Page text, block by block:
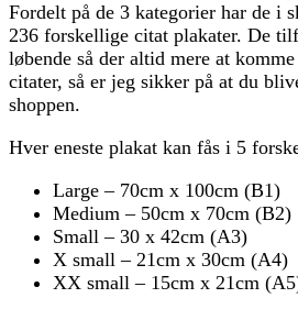
Fordelt på de 3 kategorier har de i
236 forskellige citat plakater. De
løbende så der altid mere at
citater, så er jeg sikker på at du
shoppen.
Hver eneste plakat kan fås i 5
Large – 70cm x 100cm (B1)
Medium – 50cm x 70cm (B2)
Small – 30 x 42cm (A3)
X small – 21cm x 30cm (A4)
XX small – 15cm x 21cm